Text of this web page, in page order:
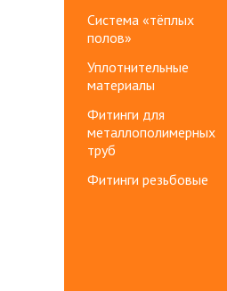
Система «тёплых
полов»
Уплотнительные
материалы
Фитинги для
металлополимерных
труб
Фитинги резьбовые